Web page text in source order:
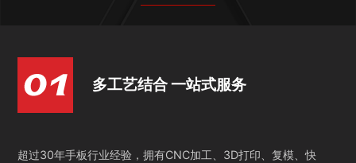
多工艺结合 一站式服务
超过30年手板行业经验，拥有CNC加工、3D打印、复模、快